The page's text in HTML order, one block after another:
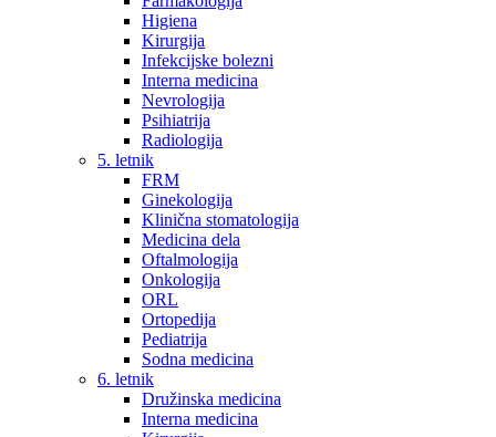
Higiena
Kirurgija
Infekcijske bolezni
Interna medicina
Nevrologija
Psihiatrija
Radiologija
5. letnik
FRM
Ginekologija
Klinična stomatologija
Medicina dela
Oftalmologija
Onkologija
ORL
Ortopedija
Pediatrija
Sodna medicina
6. letnik
Družinska medicina
Interna medicina